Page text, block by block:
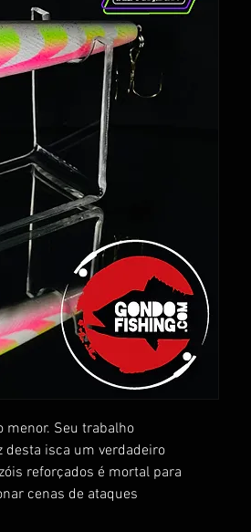
menor. Seu trabalho
desta isca um verdadeiro
reforçados é mortal para
cenas de ataques